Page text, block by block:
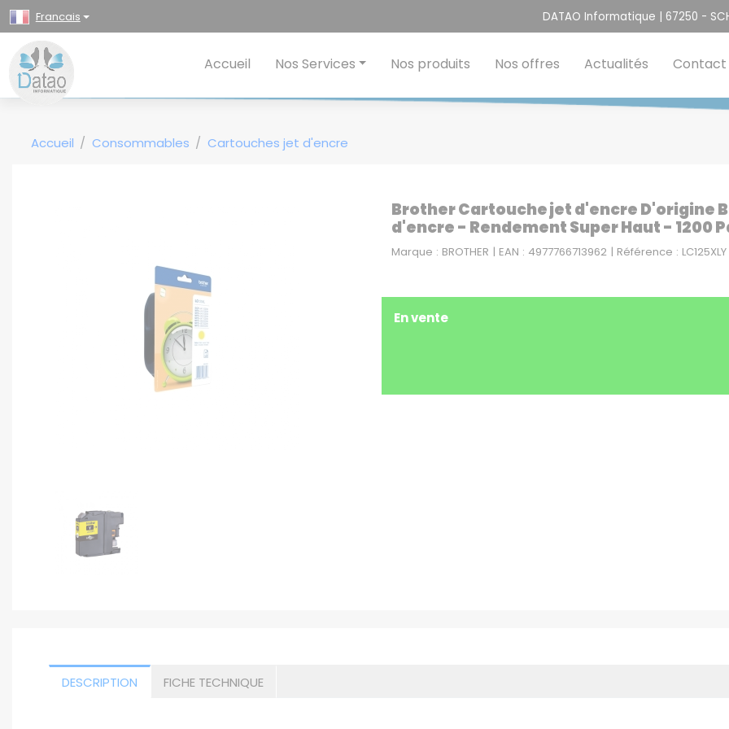
Francais DATAO Informatique | 67250 -
Accueil Nos Services Nos produits Nos offres Actualités Contact
Accueil Consommables Cartouches jet d'encre
Brother Cartouche jet d'encre D'origine
d'encre - Rendement Super Haut - 1200
Marque : BROTHER | EAN : 4977766713962 | Référence : LC125XLY
En vente
DESCRIPTION FICHE TECHNIQUE
Panneau de gestion des cookies